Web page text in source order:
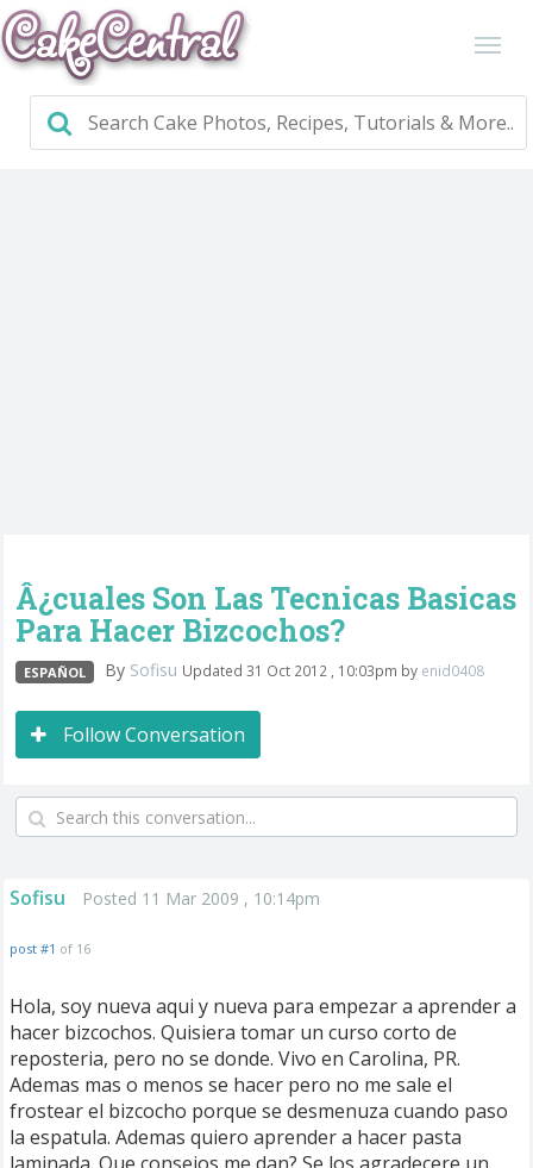
Â¿cuales Son Las Tecnicas Basicas
Para Hacer Bizcochos?
ESPAÑOL By Sofisu Updated 31 Oct 2012 , 10:03pm by enid0408
Follow Conversation
Sofisu Posted 11 Mar 2009 , 10:14pm
post #1 of 16
Hola, soy nueva aqui y nueva para empezar a aprender a
hacer bizcochos. Quisiera tomar un curso corto de
reposteria, pero no se donde. Vivo en Carolina, PR.
Ademas mas o menos se hacer pero no me sale el
frostear el bizcocho porque se desmenuza cuando paso
la espatula. Ademas quiero aprender a hacer pasta